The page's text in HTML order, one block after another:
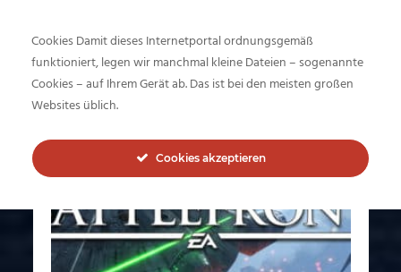
Tag - Battlefront
Cookies Damit dieses Internetportal ordnungsgemäß
funktioniert, legen wir manchmal kleine Dateien – sogenannte
Cookies – auf Ihrem Gerät ab. Das ist bei den meisten großen
Websites üblich.
Cookies akzeptieren